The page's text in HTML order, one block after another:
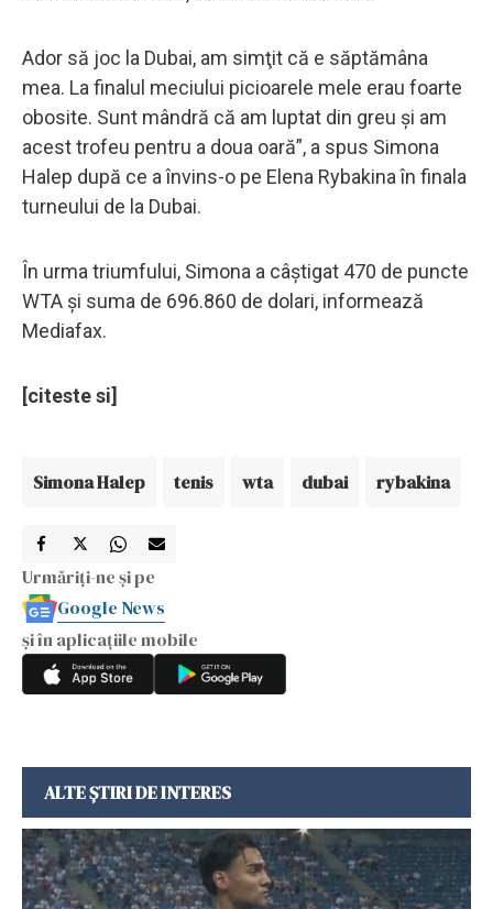
Ador să joc la Dubai, am simţit că e săptămâna
mea. La finalul meciului picioarele mele erau foarte
obosite. Sunt mândră că am luptat din greu şi am
acest trofeu pentru a doua oară”, a spus Simona
Halep după ce a învins-o pe Elena Rybakina în finala
turneului de la Dubai.
În urma triumfului, Simona a câştigat 470 de puncte
WTA şi suma de 696.860 de dolari, informează
Mediafax.
[citeste si]
Simona Halep tenis wta dubai rybakina
Urmăriți-ne și pe
Google News
și în aplicațiile mobile
ALTE ȘTIRI DE INTERES